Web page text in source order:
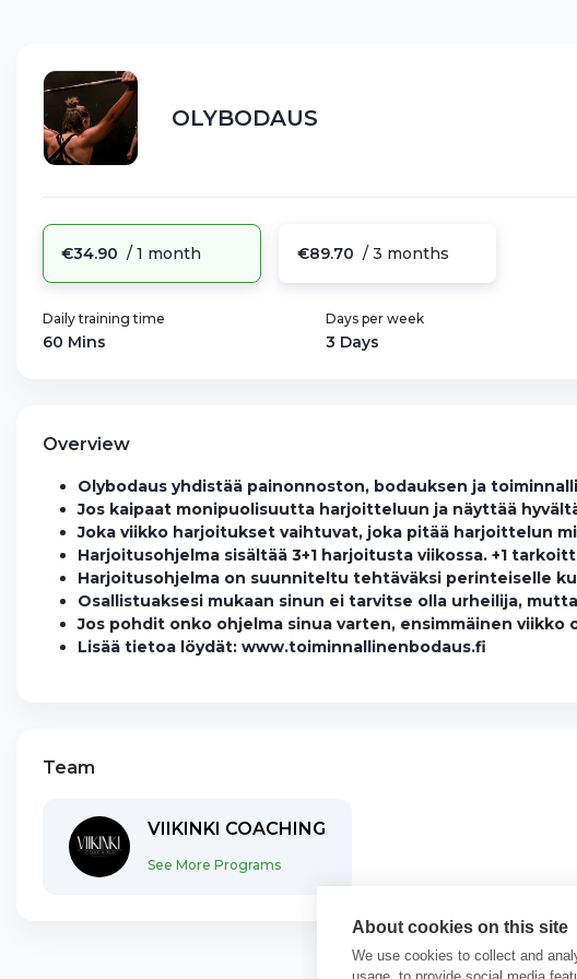
OLYBODAUS
€34.90 / 1 month €89.70 / 3 months
Daily training time
60 Mins
Days per week
3 Days
Overview
Olybodaus yhdistää painonnoston, bodauksen ja
Jos kaipaat monipuolisuutta harjoitteluun ja näyttää
Joka viikko harjoitukset vaihtuvat, joka pitää harjoittelun
Harjoitusohjelma sisältää 3+1 harjoitusta viikossa. +1
Harjoitusohjelma on suunniteltu tehtäväksi perinteiselle
Osallistuaksesi mukaan sinun ei tarvitse olla urheilija,
Jos pohdit onko ohjelma sinua varten, ensimmäinen
Lisää tietoa löydät: www.toiminnallinenbodaus.fi
Team
VIIKINKI COACHING
See More Programs
About cookies on this site
We use cookies to collect and